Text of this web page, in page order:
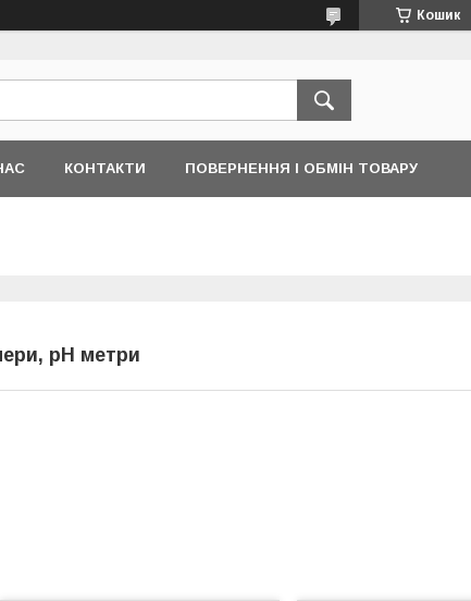
Кошик
КОНТАКТИ ПОВЕРНЕННЯ І ОБМІН ТОВАРУ
pH метри